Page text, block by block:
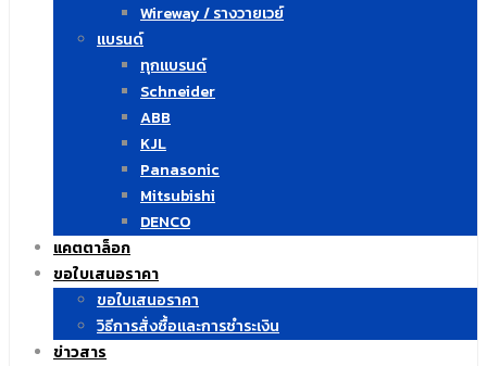
Wireway / รางวายเวย์
แบรนด์
ทุกแบรนด์
Schneider
ABB
KJL
Panasonic
Mitsubishi
DENCO
แคตตาล็อก
ขอใบเสนอราคา
ขอใบเสนอราคา
วิธีการสั่งซื้อและการชำระเงิน
ข่าวสาร